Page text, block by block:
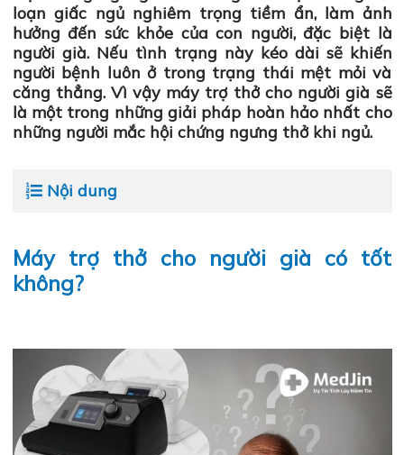
loạn giấc ngủ nghiêm trọng tiềm ẩn, làm ảnh
hưởng đến sức khỏe của con người, đặc biệt là
người già. Nếu tình trạng này kéo dài sẽ khiến
người bệnh luôn ở trong trạng thái mệt mỏi và
căng thẳng. Vì vậy máy trợ thở cho người già sẽ
là một trong những giải pháp hoàn hảo nhất cho
những người mắc hội chứng ngưng thở khi ngủ.
Nội dung
Máy trợ thở cho người già có tốt
không?